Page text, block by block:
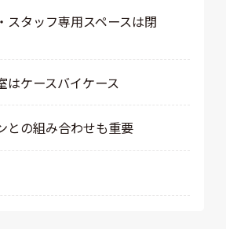
スタッフ専用スペースは閉
はケースバイケース
との組み合わせも重要